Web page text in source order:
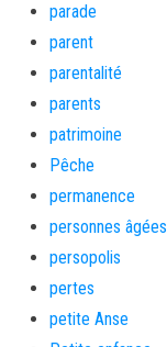
parade
parent
parentalité
parents
patrimoine
Pêche
permanence
personnes âgées
persopolis
pertes
petite Anse